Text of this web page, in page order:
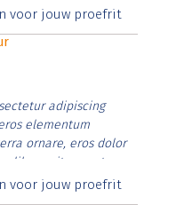
id rutrum lorem
voor jouw proefrit
adipiscing
elementum
ornare, eros dolor
libero vitae erat.
id rutrum lorem
voor jouw proefrit